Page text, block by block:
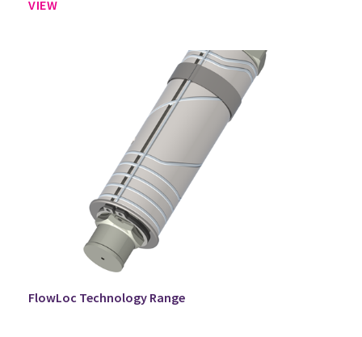
VIEW
FlowLoc Technology Range